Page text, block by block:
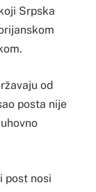
Srpska
od
posta nije
post nosi